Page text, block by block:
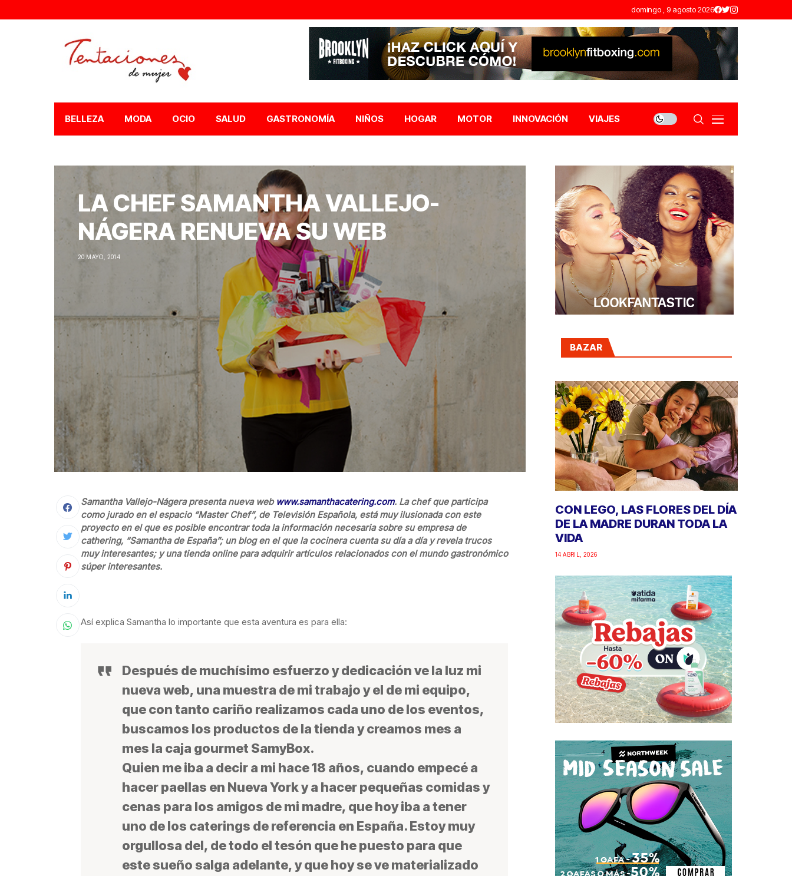
domingo , 9 agosto 2026
BELLEZA MODA OCIO SALUD GASTRONOMÍA NIÑOS HOGAR MOTOR INNOVACIÓN VIAJES
LA CHEF SAMANTHA VALLEJO-
NÁGERA RENUEVA SU WEB
20 MAYO, 2014
Samantha Vallejo-Nágera presenta nueva webwww.samanthacatering.com. La chef que participa
como jurado en el espacio “Master Chef”, de Televisión Española, está muy ilusionada con este
proyecto en el que es posible encontrar toda la información necesaria sobre su empresa de
cathering, “Samantha de España”; un blog en el que la cocinera cuenta su día a día y revela trucos
muy interesantes; y una tienda online para adquirir artículos relacionados con el mundo gastronómico
súper interesantes.
Así explica Samantha lo importante que esta aventura es para ella:
Después de muchísimo esfuerzo y dedicación ve la luz mi
nueva web, una muestra de mi trabajo y el de mi equipo,
que con tanto cariño realizamos cada uno de los eventos,
buscamos los productos de la tienda y creamos mes a
mes la caja gourmet SamyBox.
Quien me iba a decir a mi hace 18 años, cuando empecé a
hacer paellas en Nueva York y a hacer pequeñas comidas y
cenas para los amigos de mi madre, que hoy iba a tener
uno de los caterings de referencia en España. Estoy muy
orgullosa del, de todo el tesón que he puesto para que
este sueño salga adelante, y que hoy se ve materializado
BAZAR
CON LEGO, LAS FLORES DEL DÍA
DE LA MADRE DURAN TODA LA
VIDA
14 ABRIL, 2026